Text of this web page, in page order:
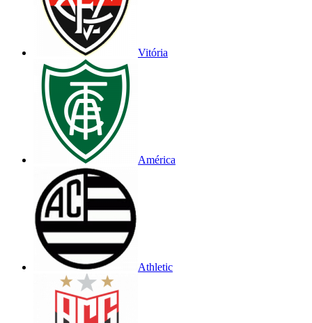
Vitória
América
Athletic